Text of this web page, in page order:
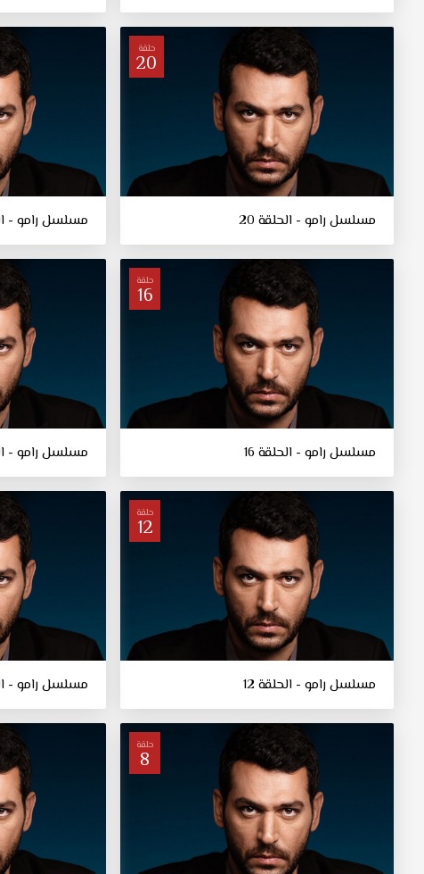
حلقة
20
مسلسل رامو - الحلقة 20 مسلسل رامو -
حلقة
16
مسلسل رامو - الحلقة 16 مسلسل رامو -
حلقة
12
مسلسل رامو - الحلقة 12 مسلسل رامو -
حلقة
8